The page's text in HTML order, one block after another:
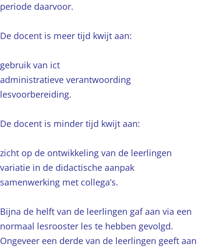
periode daarvoor.
De docent is meer tijd kwijt aan:
gebruik van ict
administratieve verantwoording
lesvoorbereiding.
De docent is minder tijd kwijt aan:
zicht op de ontwikkeling van de leerlingen
variatie in de didactische aanpak
samenwerking met collega’s.
Bijna de helft van de leerlingen gaf aan via een
normaal lesrooster les te hebben gevolgd.
Ongeveer een derde van de leerlingen geeft aan